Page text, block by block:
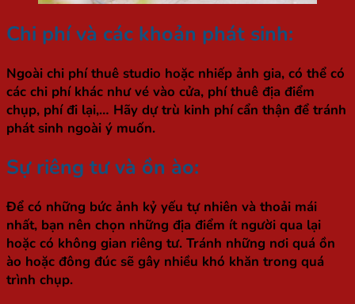
Chi phí và các khoản phát sinh:
Ngoài chi phí thuê studio hoặc nhiếp ảnh gia, có thể có
các chi phí khác như vé vào cửa, phí thuê địa điểm
chụp, phí đi lại,… Hãy dự trù kinh phí cẩn thận để tránh
phát sinh ngoài ý muốn.
Sự riêng tư và ồn ào:
Để có những bức ảnh kỷ yếu tự nhiên và thoải mái
nhất, bạn nên chọn những địa điểm ít người qua lại
hoặc có không gian riêng tư. Tránh những nơi quá ồn
ào hoặc đông đúc sẽ gây nhiều khó khăn trong quá
trình chụp.